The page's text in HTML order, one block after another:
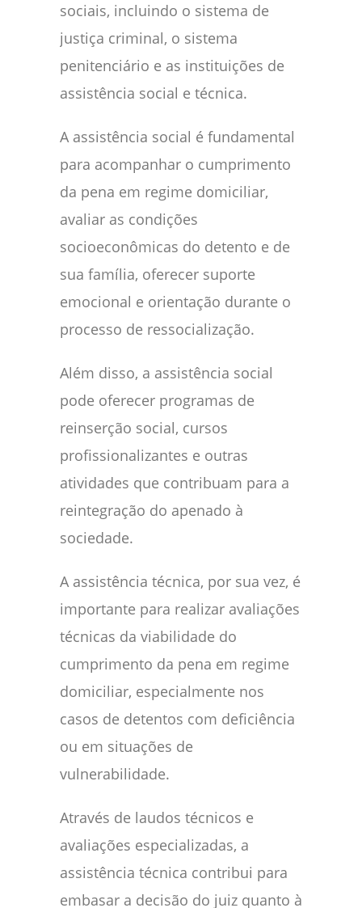
sociais, incluindo o sistema de
justiça criminal, o sistema
penitenciário e as instituições de
assistência social e técnica.
A assistência social é fundamental
para acompanhar o cumprimento
da pena em regime domiciliar,
avaliar as condições
socioeconômicas do detento e de
sua família, oferecer suporte
emocional e orientação durante o
processo de ressocialização.
Além disso, a assistência social
pode oferecer programas de
reinserção social, cursos
profissionalizantes e outras
atividades que contribuam para a
reintegração do apenado à
sociedade.
A assistência técnica, por sua vez, é
importante para realizar avaliações
técnicas da viabilidade do
cumprimento da pena em regime
domiciliar, especialmente nos
casos de detentos com deficiência
ou em situações de
vulnerabilidade.
Através de laudos técnicos e
avaliações especializadas, a
assistência técnica contribui para
embasar a decisão do juiz quanto à